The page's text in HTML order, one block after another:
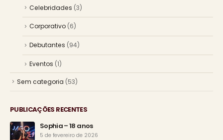
Celebridades (3)
Corporativo (6)
Debutantes (94)
Eventos (1)
Sem categoria (53)
PUBLICAÇÕES RECENTES
Sophia – 18 anos
5 de fevereiro de 2026